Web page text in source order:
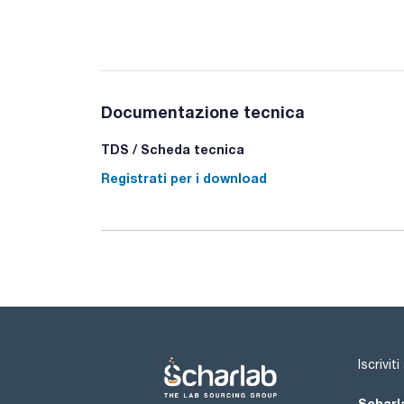
Documentazione tecnica
TDS / Scheda tecnica
Registrati per i download